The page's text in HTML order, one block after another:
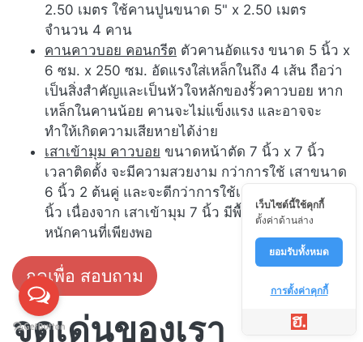
2.50 เมตร ใช้คานปูนขนาด 5" x 2.50 เมตร
จำนวน 4 คาน
คานคาวบอย คอนกรีต ตัวคานอัดแรง ขนาด 5 นิ้ว x
6 ซม. x 250 ซม. อัดแรงใส่เหล็กในถึง 4 เส้น ถือว่า
เป็นสิ่งสำคัญและเป็นหัวใจหลักของรั้วคาวบอย หาก
เหล็กในคานน้อย คานจะไม่แข็งแรง และอาจจะ
ทำให้เกิดความเสียหายได้ง่าย
เสาเข้ามุม คาวบอย ขนาดหน้าตัด 7 นิ้ว x 7 นิ้ว
เวลาติดตั้ง จะมีความสวยงาม กว่าการใช้ เสาขนาด
6 นิ้ว 2 ต้นคู่ และจะดีกว่าการใช้เสาเข้ามุม ขนาด 6
นิ้ว เนื่องจาก เสาเข้ามุม 7 นิ้ว มีพื้นที่ในการรับน้ำ
หนักคานที่เพียงพอ
กดเพื่อ สอบถาม
จุดเด่นของเรา
เว็บไซต์นี้ใช้คุกกี้
ตั้งค่าด้านล่าง
ยอมรับทั้งหมด
การตั้งค่าคุกกี้